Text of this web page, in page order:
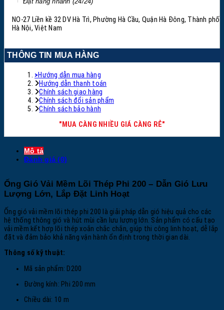
NO-27 Liền kề 32 DV Hà Trì, Phường Hà Cầu, Quận Hà Đông, Thành phố
Hà Nội, Việt Nam
THÔNG TIN MUA HÀNG
>Hướng dẫn mua hàng
Hướng dẫn thanh toán
Chính sách giao hàng
Chính sách đổi sản phẩm
Chính sách bảo hành
"MUA CÀNG NHIỀU GIÁ CÀNG RẺ"
Mô tả
Đánh giá (0)
Ống Gió Vải Mềm Lõi Thép Phi 200 – Dẫn Gió Lưu
Lượng Lớn, Lắp Đặt Linh Hoạt
Ống gió vải mềm lõi thép phi 200 là giải pháp dẫn gió hiệu quả cho các
hệ thống thông gió và hút mùi cần lưu lượng lớn. Sản phẩm có cấu tạo
vải mềm kết hợp lõi thép xoắn chắc chắn, giúp thi công linh hoạt, dễ lắp
đặt và đảm bảo khả năng vận hành ổn định trong thời gian dài.
Thông số kỹ thuật:
Mã sản phẩm: D200
Đường kính: Phi 200 mm
Chiều dài: 10 m